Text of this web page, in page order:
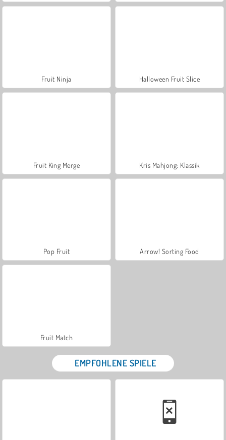
Fruit Ninja Halloween Fruit Slice
Fruit King Merge Kris Mahjong: Klassik
Pop Fruit Arrow! Sorting Food
Fruit Match
EMPFOHLENE SPIELE